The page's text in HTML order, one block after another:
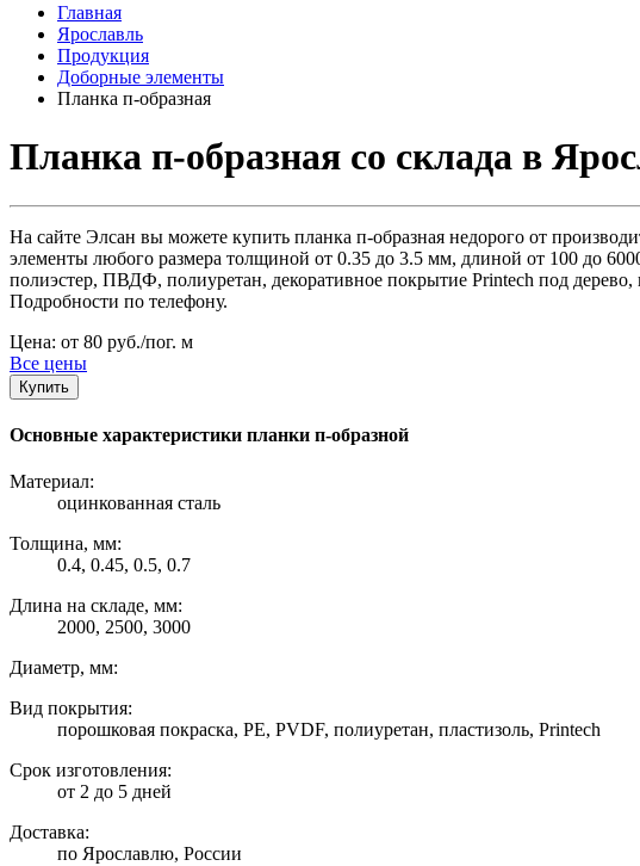
Главная
Ярославль
Продукция
Доборные элементы
Планка п-образная
Планка п-образная со склада в
На сайте Элсан вы можете купить планка п-образная недорого от
элементы любого размера толщиной от 0.35 до 3.5 мм, длиной от 100 до
полиэстер, ПВДФ, полиуретан, декоративное покрытие Printech под
Подробности по телефону.
Цена: от 80 руб./пог. м
Все цены
Купить
Основные характеристики планки п-образной
Материал:
оцинкованная сталь
Толщина, мм:
0.4, 0.45, 0.5, 0.7
Длина на складе, мм:
2000, 2500, 3000
Диаметр, мм:
Вид покрытия:
порошковая покраска, PE, PVDF, полиуретан, пластизоль, Printech
Срок изготовления:
от 2 до 5 дней
Доставка:
по Ярославлю, России